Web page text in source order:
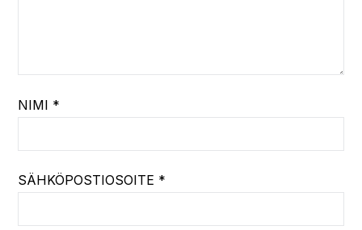
NIMI *
SÄHKÖPOSTIOSOITE *